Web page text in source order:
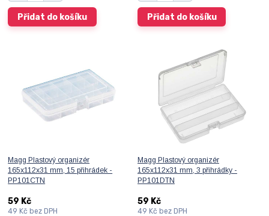
Přidat do košíku Přidat do košíku
Magg Plastový organizér
165x112x31 mm, 15 přihrádek -
PP101CTN
59 Kč
49 Kč bez DPH
Magg Plastový organizér
165x112x31 mm, 3 přihrádky -
PP101DTN
59 Kč
49 Kč bez DPH